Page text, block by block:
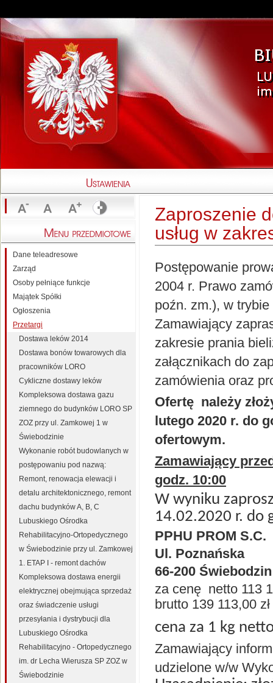
Zaproszenie
usług w
Postępowanie
2004 r. Prawo
poźn. zm.), w
Zamawiający
zakresie prania
załącznikach do
zamówienia oraz
Ofertę należy
lutego 2020 r. do
ofertowym.
Zamawiający
godz. 10:00
W wyniku
14.02.2020 r. do
PPHU PROM S.C.
Ul. Poznańska
66-200 Świebodzin
za cenę netto 113
brutto 139 113,00 zł
cena za 1 kg
Zamawiający
udzielone w/w
Dane teleadresowe
Zarząd
Osoby pełniące funkcje
Majątek Spółki
Ogłoszenia
Przetargi
Dostawa leków 2014
Dostawa bonów towarowych dla
pracowników LORO
Cykliczne dostawy leków
Kompleksowa dostawa gazu
ziemnego do budynków LORO SP
ZOZ przy ul. Zamkowej 1 w
Świebodzinie
Wykonanie robót budowlanych w
postępowaniu pod nazwą:
Remont, renowacja elewacji i
detalu architektonicznego, remont
dachu budynków A, B, C
Lubuskiego Ośrodka
Rehabilitacyjno-Ortopedycznego
w Świebodzinie przy ul. Zamkowej
1. ETAP I - remont dachów
Kompleksowa dostawa energii
elektrycznej obejmująca sprzedaż
oraz świadczenie usługi
przesyłania i dystrybucji dla
Lubuskiego Ośrodka
Rehabilitacyjno - Ortopedycznego
im. dr Lecha Wierusza SP ZOZ w
Świebodzinie